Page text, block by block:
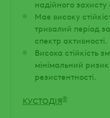
надійного
Має високу
тривалий період
спектр активності.
Висока стійкість
мінімальний
резистентності.
КУСТОДІЯ®